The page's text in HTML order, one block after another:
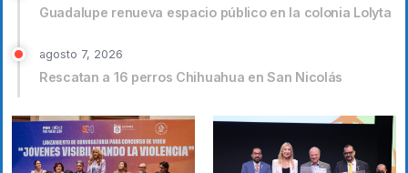
Guadalupe renueva espacio público en la colonia Lolyta
agosto 7, 2026
Rescatan a 16 perros Chihuahua en San Nicolás